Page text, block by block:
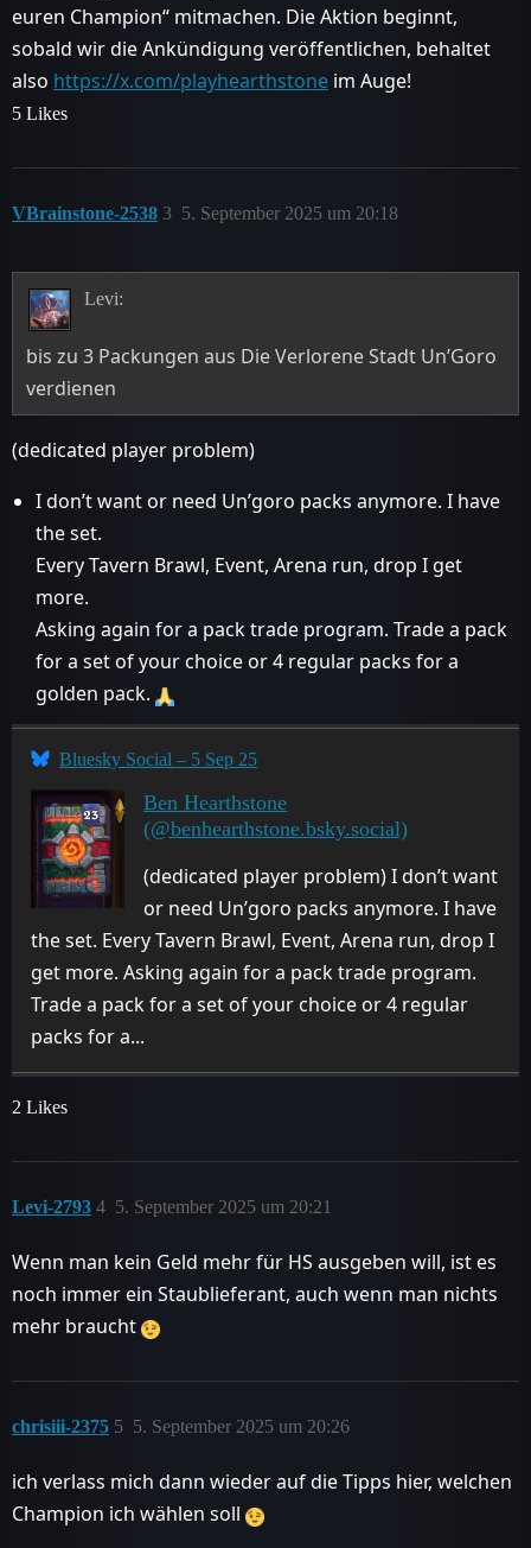
euren Champion“ mitmachen. Die Aktion beginnt,
sobald wir die Ankündigung veröffentlichen, behaltet
also https://x.com/playhearthstone im Auge!
5 Likes
VBrainstone-2538 5. September 2025 um 20:18
3
Levi:
bis zu 3 Packungen aus Die Verlorene Stadt Un’Goro
verdienen
(dedicated player problem)
I don’t want or need Un’goro packs anymore. I have
the set.
Every Tavern Brawl, Event, Arena run, drop I get
more.
Asking again for a pack trade program. Trade a pack
for a set of your choice or 4 regular packs for a
golden pack.
Bluesky Social – 5 Sep 25
Ben Hearthstone
(@benhearthstone.bsky.social)
(dedicated player problem) I don’t want
or need Un’goro packs anymore. I have
the set. Every Tavern Brawl, Event, Arena run, drop I
get more. Asking again for a pack trade program.
Trade a pack for a set of your choice or 4 regular
packs for a...
2 Likes
Levi-2793 5. September 2025 um 20:21
4
Wenn man kein Geld mehr für HS ausgeben will, ist es
noch immer ein Staublieferant, auch wenn man nichts
mehr braucht
chrisiii-2375 5. September 2025 um 20:26
5
ich verlass mich dann wieder auf die Tipps hier, welchen
Champion ich wählen soll